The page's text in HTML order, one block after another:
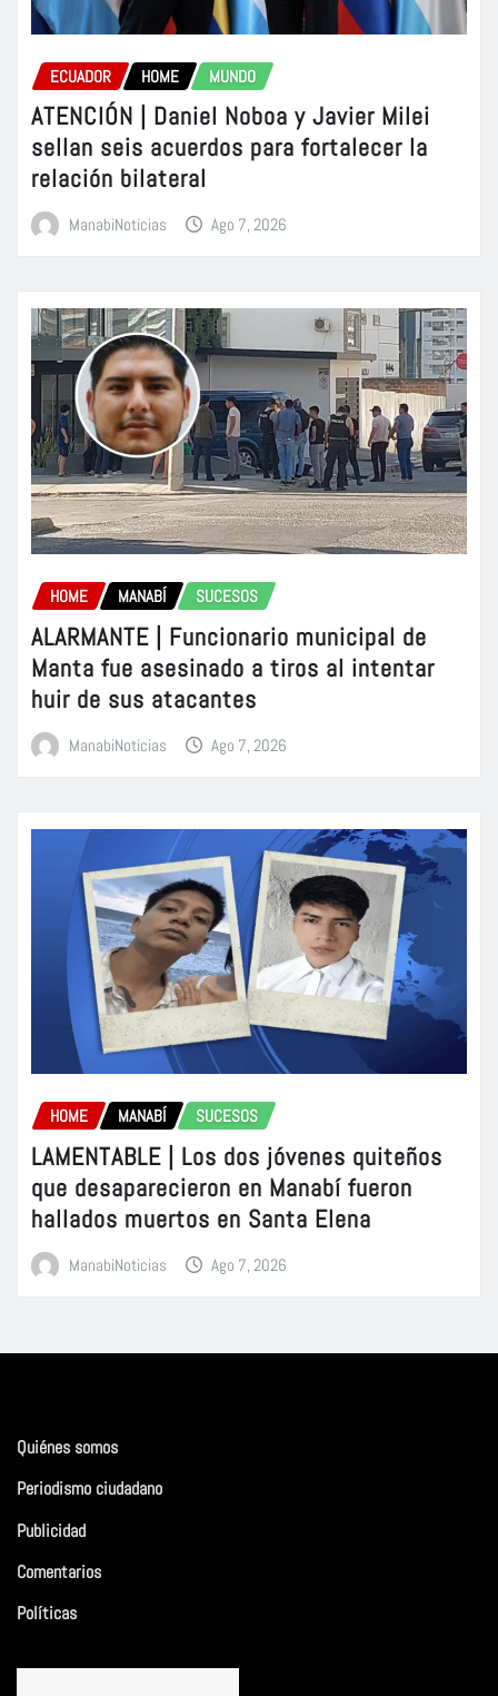
ECUADOR HOME MUNDO
ATENCIÓN | Daniel Noboa y Javier Milei
sellan seis acuerdos para fortalecer la
relación bilateral
ManabiNoticias Ago 7, 2026
HOME MANABÍ SUCESOS
ALARMANTE | Funcionario municipal de
Manta fue asesinado a tiros al intentar
huir de sus atacantes
ManabiNoticias Ago 7, 2026
HOME MANABÍ SUCESOS
LAMENTABLE | Los dos jóvenes quiteños
que desaparecieron en Manabí fueron
hallados muertos en Santa Elena
ManabiNoticias Ago 7, 2026
Quiénes somos
Periodismo ciudadano
Publicidad
Comentarios
Políticas